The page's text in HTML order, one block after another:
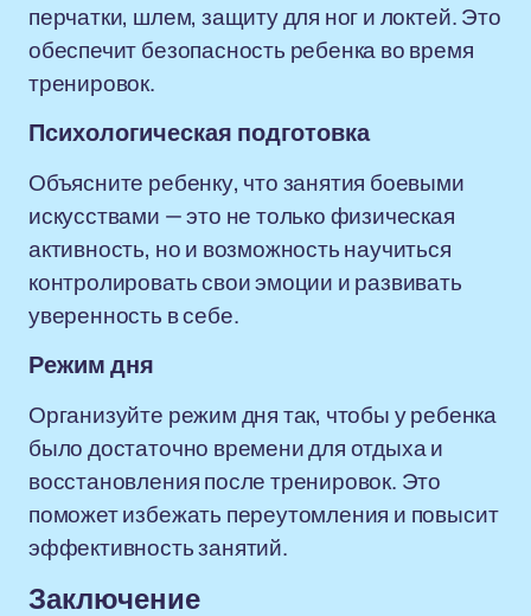
перчатки, шлем, защиту для ног и локтей. Это
обеспечит безопасность ребенка во время
тренировок.
Психологическая подготовка
Объясните ребенку, что занятия боевыми
искусствами — это не только физическая
активность, но и возможность научиться
контролировать свои эмоции и развивать
уверенность в себе.
Режим дня
Организуйте режим дня так, чтобы у ребенка
было достаточно времени для отдыха и
восстановления после тренировок. Это
поможет избежать переутомления и повысит
эффективность занятий.
Заключение